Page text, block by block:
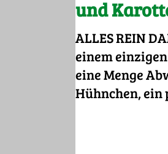
und
ALLES REIN
einem
eine Menge
Hühnchen, ein